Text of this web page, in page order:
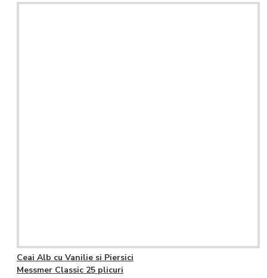
Ceai Alb cu Vanilie si Piersici
Messmer Classic 25 plicuri